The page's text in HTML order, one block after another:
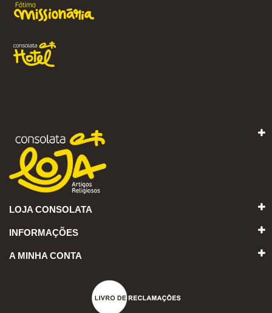
LOJA CONSOLATA
INFORMAÇÕES
A MINHA CONTA